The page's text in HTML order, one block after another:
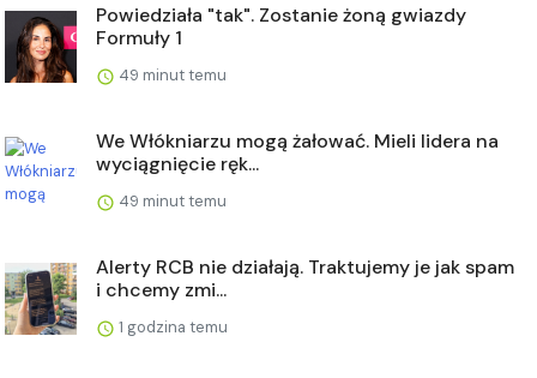
Powiedziała "tak". Zostanie żoną gwiazdy
Formuły 1
49 minut temu
We Włókniarzu mogą żałować. Mieli lidera na
wyciągnięcie ręk...
49 minut temu
Alerty RCB nie działają. Traktujemy je jak spam
i chcemy zmi...
1 godzina temu